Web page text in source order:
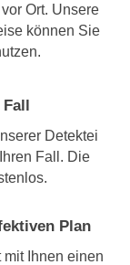
Ort. Unsere
können Sie
Detektei
Fall. Die
Plan
Ihnen einen